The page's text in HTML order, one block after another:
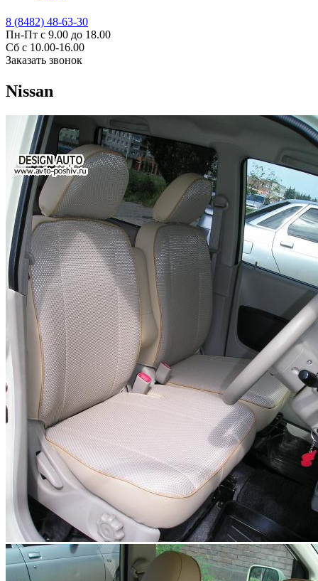
8 (8482) 48-63-30
Пн-Пт с 9.00 до 18.00
Сб с 10.00-16.00
Заказать звонок
Nissan